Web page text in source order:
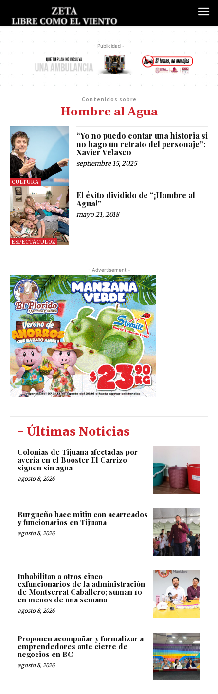
- Publicidad -
Contenidos sobre
Hombre al Agua
CULTURA
“Yo no puedo contar una historia si
no hago un retrato del personaje”:
Xavier Velasco
septiembre 15, 2025
ESPECTÁCULOZ
El éxito dividido de “¡Hombre al
Agua!”
mayo 21, 2018
- Advertisement -
- Últimas Noticias
Colonias de Tijuana afectadas por
avería en el Booster El Carrizo
siguen sin agua
agosto 8, 2026
Burgueño hace mitin con acarreados
y funcionarios en Tijuana
agosto 8, 2026
Inhabilitan a otros cinco
exfuncionarios de la administración
de Montserrat Caballero; suman 10
en menos de una semana
agosto 8, 2026
Proponen acompañar y formalizar a
emprendedores ante cierre de
negocios en BC
agosto 8, 2026